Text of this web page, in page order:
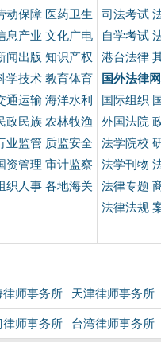
动保障 医药卫生
息产业 文化广电
闻出版 知识产权
学技术 教育体育
通运输 海洋水利
政民族 农林牧渔
业监管 质监安全
资管理 审计监察
织人事 各地海关
司法考试
自学考试
港台法律
国外法律
国际组织
外国法院
法学院校
法学刊物
法律专题
法律法规
律师事务所 天津律师事务所
律师事务所 台湾律师事务所